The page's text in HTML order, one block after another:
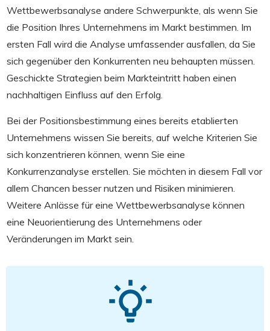
Wettbewerbsanalyse andere Schwerpunkte, als wenn Sie
die Position Ihres Unternehmens im Markt bestimmen. Im
ersten Fall wird die Analyse umfassender ausfallen, da Sie
sich gegenüber den Konkurrenten neu behaupten müssen.
Geschickte Strategien beim Markteintritt haben einen
nachhaltigen Einfluss auf den Erfolg.
Bei der Positionsbestimmung eines bereits etablierten
Unternehmens wissen Sie bereits, auf welche Kriterien Sie
sich konzentrieren können, wenn Sie eine
Konkurrenzanalyse erstellen. Sie möchten in diesem Fall vor
allem Chancen besser nutzen und Risiken minimieren.
Weitere Anlässe für eine Wettbewerbsanalyse können
eine Neuorientierung des Unternehmens oder
Veränderungen im Markt sein.